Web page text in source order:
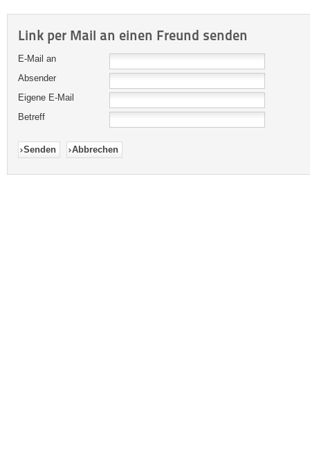
Link per Mail an einen Freund senden
E-Mail an
Absender
Eigene E-Mail
Betreff
Senden Abbrechen